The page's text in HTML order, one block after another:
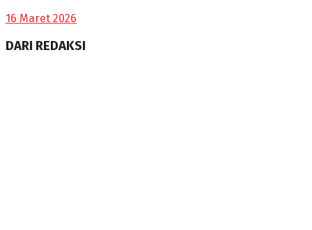
16 Maret 2026
DARI REDAKSI